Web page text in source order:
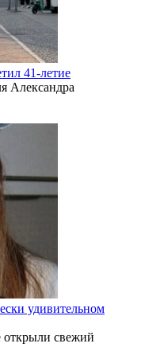
41-летие
Александра
удивительном
открыли свежий